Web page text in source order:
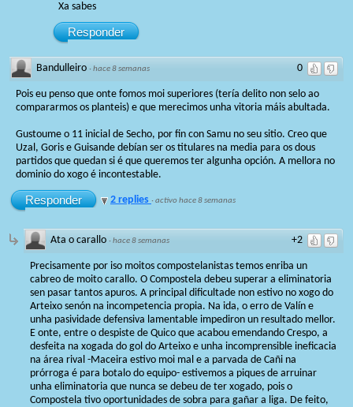
Xa sabes
Responder
0
Bandulleiro ·hace 8 semanas
Pois eu penso que onte fomos moi superiores (tería delito non selo ao
compararmos os planteis) e que merecimos unha vitoria máis abultada.
Gustoume o 11 inicial de Secho, por fin con Samu no seu sitio. Creo que
Uzal, Goris e Guisande debían ser os titulares na media para os dous
partidos que quedan si é que queremos ter algunha opción. A mellora no
dominio do xogo é incontestable.
Responder 2 replies ·activo hace 8 semanas
+2
Ata o carallo ·hace 8 semanas
Precisamente por iso moitos compostelanistas temos enriba un
cabreo de moito carallo. O Compostela debeu superar a eliminatoria
sen pasar tantos apuros. A principal dificultade non estivo no xogo do
Arteixo senón na incompetencia propia. Na ida, o erro de Valín e
unha pasividade defensiva lamentable impediron un resultado mellor.
E onte, entre o despiste de Quico que acabou emendando Crespo, a
desfeita na xogada do gol do Arteixo e unha incomprensible ineficacia
na área rival -Maceira estivo moi mal e a parvada de Cañi na
prórroga é para botalo do equipo- estivemos a piques de arruinar
unha eliminatoria que nunca se debeu de ter xogado, pois o
Compostela tivo oportunidades de sobra para gañar a liga. De feito,